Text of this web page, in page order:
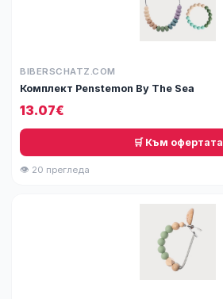
BIBERSCHATZ.COM
Комплект Penstemon By The Sea
13.07€
🛒 Към офертата
👁 20 прегледа